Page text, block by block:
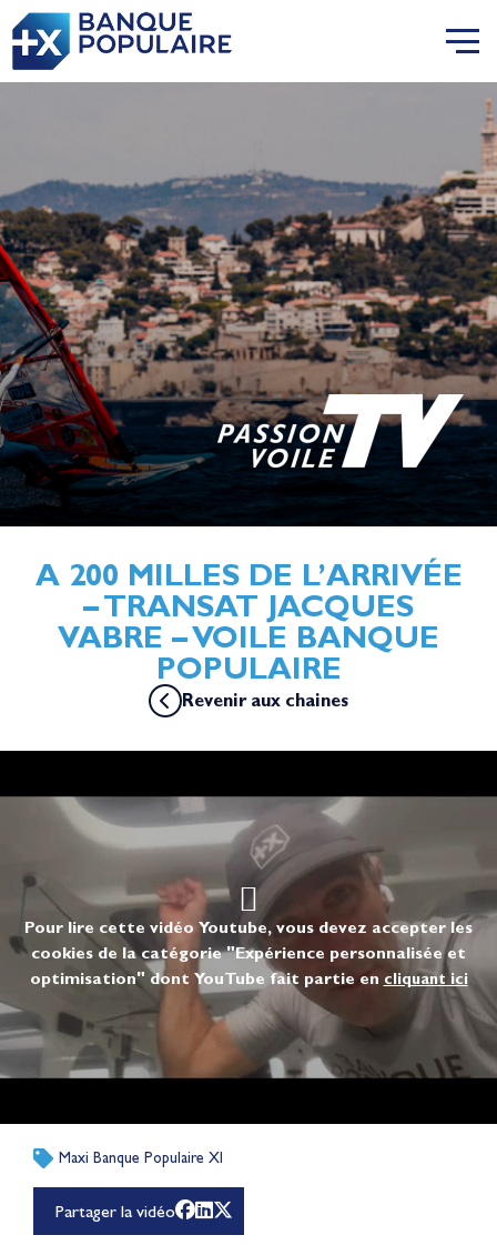
A 200 MILLES DE L’ARRIVÉE
– TRANSAT JACQUES
VABRE – VOILE BANQUE
POPULAIRE
Revenir aux chaines
Pour lire cette vidéo Youtube, vous devez accepter les
cookies de la catégorie "Expérience personnalisée et
optimisation" dont YouTube fait partie en cliquant ici
Maxi Banque Populaire XI
Partager la vidéo